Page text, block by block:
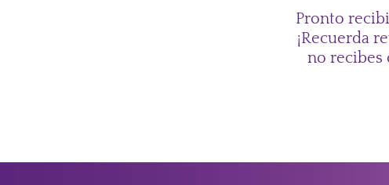
Pronto
¡Recuerda
no recibes